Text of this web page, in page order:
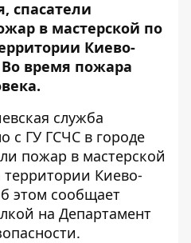
спасатели
в мастерской по
Киево-
время пожара
служба
с ГУ ГСЧС в городе
пожар в мастерской
Киево-
этом сообщает
на Департамент